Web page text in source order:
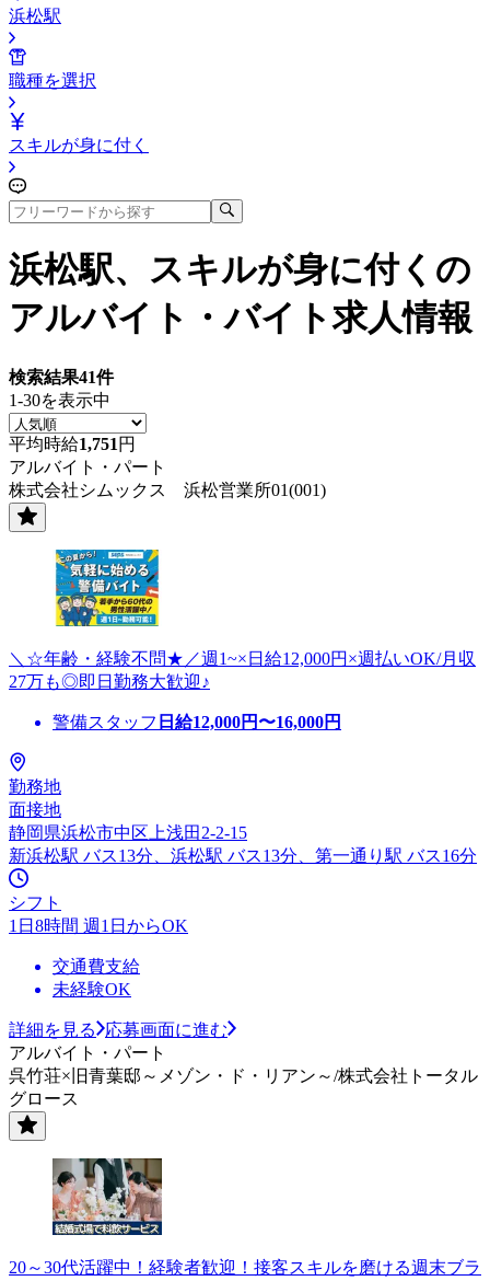
浜松駅
職種を選択
スキルが身に付く
浜松駅、スキルが身に付く の
アルバイト・バイト求人情報
検索結果41件
1-30を表示中
平均時給1,751 円
アルバイト・パート
株式会社シムックス 浜松営業所01(001)
＼☆年齢・経験不問★／週1~×日給12,000円×週払いOK/月収
27万も◎即日勤務大歓迎♪
警備スタッフ 日給12,000円〜16,000円
勤務地
面接地
静岡県浜松市中区上浅田2-2-15
新浜松駅 バス13分、浜松駅 バス13分、第一通り駅 バス16分
シフト
1日8時間 週1日からOK
交通費支給
未経験OK
詳細を見る
応募画面に進む
アルバイト・パート
呉竹荘×旧青葉邸～メゾン・ド・リアン～/株式会社トータル
グロース
20～30代活躍中！経験者歓迎！接客スキルを磨ける週末ブラ